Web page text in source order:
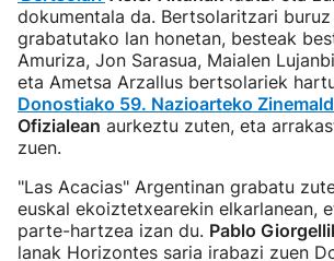
dokumentala da. Bertsolaritzari buruz
grabatutako lan honetan, besteak
Amuriza, Jon Sarasua, Maialen
eta Ametsa Arzallus bertsolariek
Donostiako 59. Nazioarteko
Ofizialean aurkeztu zuten, eta
zuen.
"Las Acacias" Argentinan grabatu
euskal ekoiztetxearekin elkarlanean,
parte-hartzea izan du. Pablo
lanak Horizontes saria irabazi zuen